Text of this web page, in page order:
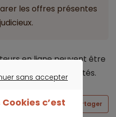
les offres présentes
en ligne peuvent être
opportunités.
Partager
sans accepter
c’est